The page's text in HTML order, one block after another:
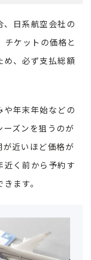
日系航空会社の
ケットの価格と
め、必ず支払総額
や年末年始などの
ズンを狙うのが
近いほど価格が
近く前から予約す
ます。